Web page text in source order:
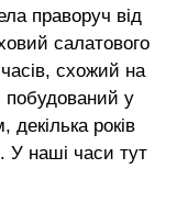
праворуч від
салатового
схожий на
у
років
У наші часи тут